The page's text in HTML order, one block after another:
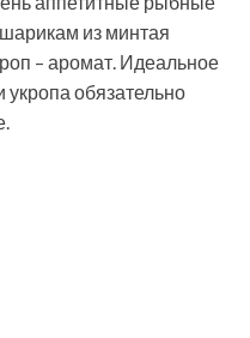
из минтая
– аромат. Идеальное
обязательно